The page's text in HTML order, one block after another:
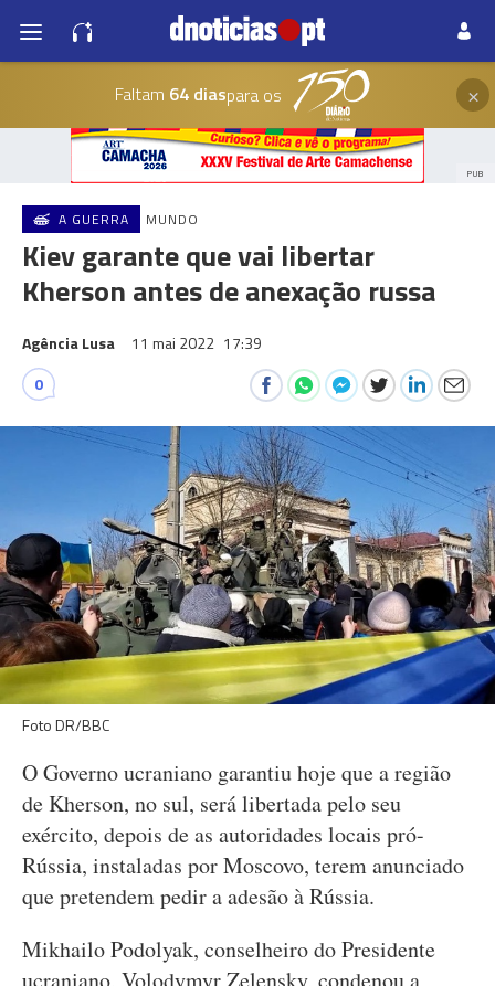
Faltam 64 diaspara os ×
PUB
A GUERRA MUNDO
Kiev garante que vai libertar
Kherson antes de anexação russa
Agência Lusa 11 mai 2022 17:39
0
Foto DR/BBC
O Governo ucraniano garantiu hoje que a região
de Kherson, no sul, será libertada pelo seu
exército, depois de as autoridades locais pró-
Rússia, instaladas por Moscovo, terem anunciado
que pretendem pedir a adesão à Rússia.
Mikhailo Podolyak, conselheiro do Presidente
ucraniano, Volodymyr Zelensky, condenou a